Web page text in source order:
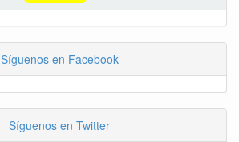
Síguenos en Facebook
Síguenos en Twitter